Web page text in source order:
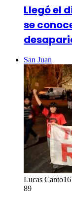
Llegó el
se
San Juan
Lucas Canto
89